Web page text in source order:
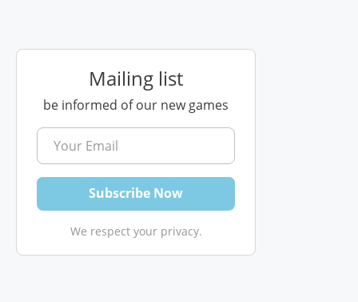
Mailing list
be informed of our new games
We respect your privacy.